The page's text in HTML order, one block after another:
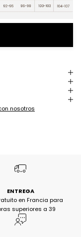
nosotros
ENTREGA
en Francia para
superiores a 39